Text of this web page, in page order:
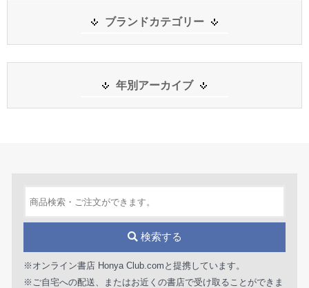
ブランドカテゴリー
年別アーカイブ
検索する
※オンライン書店 Honya Club.comと提携しています。
※ご自宅への配送、またはお近くの書店で受け取ることができま